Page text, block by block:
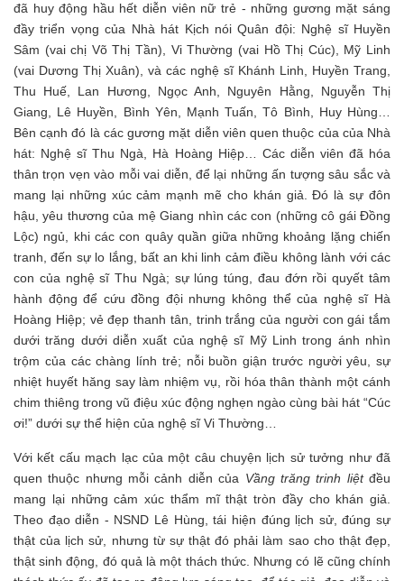
đã huy động hầu hết diễn viên nữ trẻ - những gương mặt sáng
đầy triển vọng của Nhà hát Kịch nói Quân đội: Nghệ sĩ Huyền
Sâm (vai chị Võ Thị Tần), Vi Thường (vai Hồ Thị Cúc), Mỹ Linh
(vai Dương Thị Xuân), và các nghệ sĩ Khánh Linh, Huyền Trang,
Thu Huế, Lan Hương, Ngọc Anh, Nguyên Hằng, Nguyễn Thị
Giang, Lê Huyền, Bình Yên, Mạnh Tuấn, Tô Bình, Huy Hùng…
Bên cạnh đó là các gương mặt diễn viên quen thuộc của của Nhà
hát: Nghệ sĩ Thu Ngà, Hà Hoàng Hiệp… Các diễn viên đã hóa
thân trọn vẹn vào mỗi vai diễn, để lại những ấn tượng sâu sắc và
mang lại những xúc cảm mạnh mẽ cho khán giả. Đó là sự đôn
hậu, yêu thương của mệ Giang nhìn các con (những cô gái Đồng
Lộc) ngủ, khi các con quây quần giữa những khoảng lặng chiến
tranh, đến sự lo lắng, bất an khi linh cảm điều không lành với các
con của nghệ sĩ Thu Ngà; sự lúng túng, đau đớn rồi quyết tâm
hành động để cứu đồng đội nhưng không thể của nghệ sĩ Hà
Hoàng Hiệp; vẻ đẹp thanh tân, trinh trắng của người con gái tắm
dưới trăng dưới diễn xuất của nghệ sĩ Mỹ Linh trong ánh nhìn
trộm của các chàng lính trẻ; nỗi buồn giận trước người yêu, sự
nhiệt huyết hăng say làm nhiệm vụ, rồi hóa thân thành một cánh
chim thiêng trong vũ điệu xúc động nghẹn ngào cùng bài hát “Cúc
ơi!” dưới sự thể hiện của nghệ sĩ Vi Thường…
Với kết cấu mạch lạc của một câu chuyện lịch sử tưởng như đã
quen thuộc nhưng mỗi cảnh diễn của Vầng trăng trinh liệtđều
mang lại những cảm xúc thẩm mĩ thật tròn đầy cho khán giả.
Theo đạo diễn - NSND Lê Hùng, tái hiện đúng lịch sử, đúng sự
thật của lịch sử, nhưng từ sự thật đó phải làm sao cho thật đẹp,
thật sinh động, đó quả là một thách thức. Nhưng có lẽ cũng chính